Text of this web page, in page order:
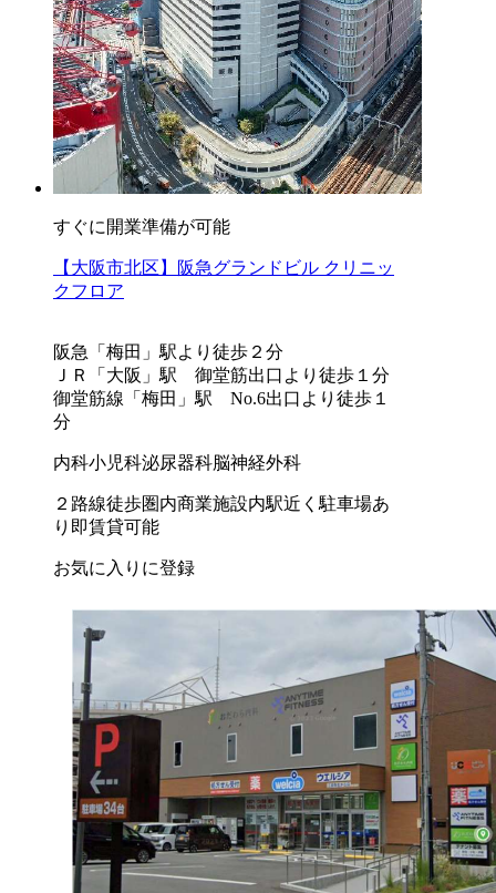
すぐに開業準備が可能
【大阪市北区】阪急グランドビル クリニッ
クフロア
阪急「梅田」駅より徒歩２分
ＪＲ「大阪」駅 御堂筋出口より徒歩１分
御堂筋線「梅田」駅 No.6出口より徒歩１
分
内科小児科泌尿器科脳神経外科
２路線徒歩圏内商業施設内駅近く 駐車場あ
り 即賃貸可能
お気に入りに登録